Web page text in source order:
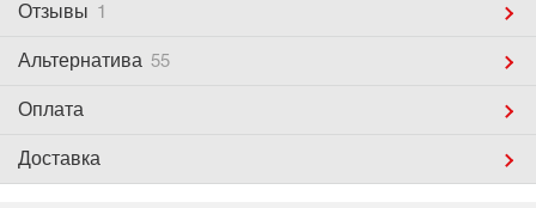
Отзывы 1
Альтернатива 55
Оплата
Доставка